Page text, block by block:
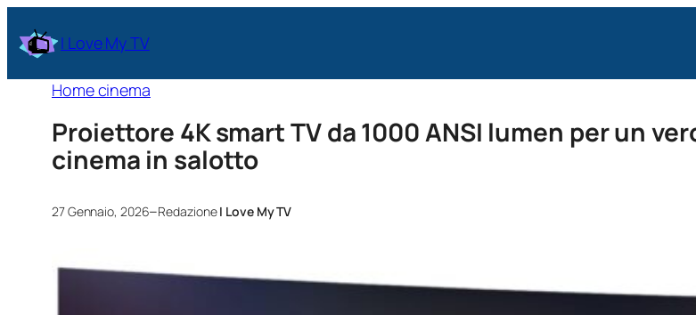
I Love My TV
Home cinema
Proiettore 4K smart TV da 1000 ANSI lumen per un
cinema in salotto
27 Gennaio, 2026–RedazioneI Love My TV